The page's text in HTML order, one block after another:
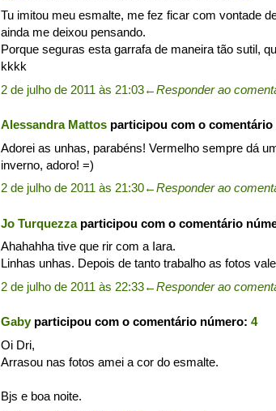
Tu imitou meu esmalte, me fez ficar com vontade
ainda me deixou pensando.
Porque seguras esta garrafa de maneira tão sutil,
kkkk
2 de julho de 2011 às 21:03←Responder ao
Alessandra Mattos participou com o comentário
Adorei as unhas, parabéns! Vermelho sempre dá
inverno, adoro! =)
2 de julho de 2011 às 21:30←Responder ao
Jo Turquezzaparticipou com o comentário
Ahahahha tive que rir com a Iara.
Linhas unhas. Depois de tanto trabalho as fotos
2 de julho de 2011 às 22:33←Responder ao
Gabyparticipou com o comentário número: 4
Oi Dri,
Arrasou nas fotos amei a cor do esmalte.
Bjs e boa noite.